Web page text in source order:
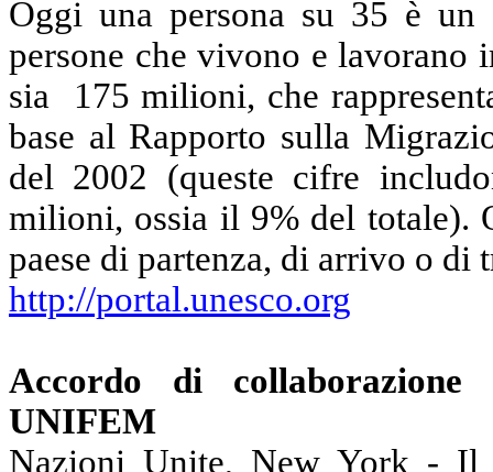
Oggi una persona su 35 è
persone che vivono e lavorano
sia
175 milioni, che
base al Rapporto sulla
del 2002 (queste cifre
milioni, ossia il 9% del totale).
paese di partenza, di arrivo o
http://portal.unesco.org
Accordo di
UNIFEM
Nazioni Unite, New York - Il